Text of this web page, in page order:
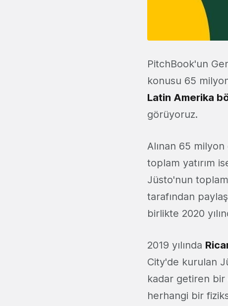
PitchBook'un
konusu 65
Latin Amerika
görüyoruz.
Alınan 65 milyon
toplam yatırım
Jüsto'nun
tarafından
birlikte 2020
2019 yılında
City'de kurulan
kadar getiren
herhangi bir